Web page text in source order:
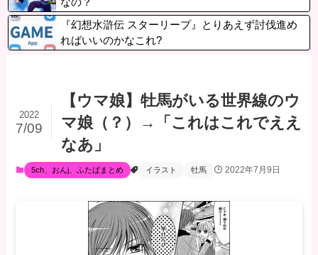
『幻想水滸伝 スターリープ』とりあえず討伐進め
ればいいのかなこれ?
【ウマ娘】牡馬がいる世界線のウ
マ娘（？）→「これはこれでええ
なあ」
2022
7/09
5ch、おんj、ふたばまとめ イラスト 牡馬 2022年7月9日